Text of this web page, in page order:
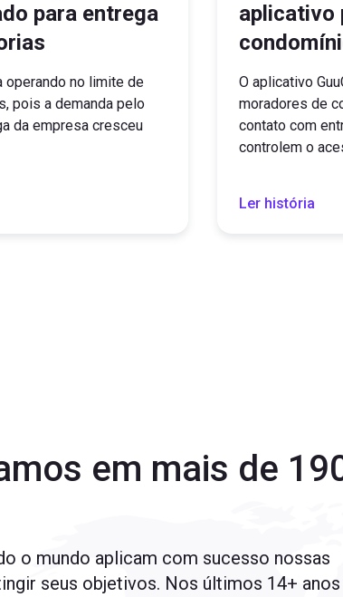
para entrega
operando no limite de
pois a demanda pelo
da empresa cresceu
aplicativo
O aplicativo
moradores de
contato com
controlem o
Ler história
em mais de
o mundo aplicam com sucesso nossas
seus objetivos. Nos últimos 14+ anos